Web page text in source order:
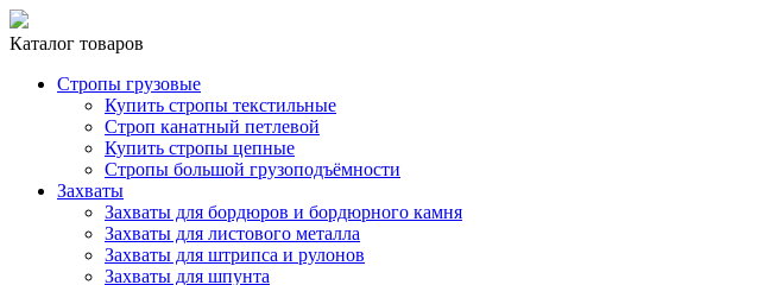
Каталог товаров
Стропы грузовые
Купить стропы текстильные
Строп канатный петлевой
Купить стропы цепные
Стропы большой грузоподъёмности
Захваты
Захваты для бордюров и бордюрного камня
Захваты для листового металла
Захваты для штрипса и рулонов
Захваты для шпунта